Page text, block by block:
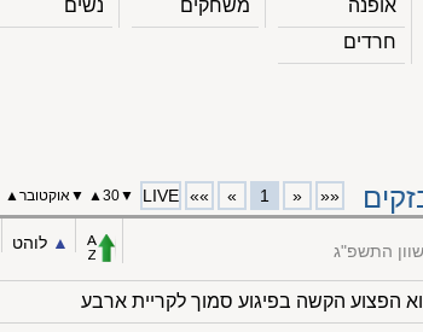
אופנה
חרדים
משחקים
נשים
««
«
1
»
»»
LIVE
▼
30
▲
▼אוקטובר▲
התשפ"ג ▲︎ לוהט
הפצוע הקשה בפיגוע סמוך לקריית ארבע